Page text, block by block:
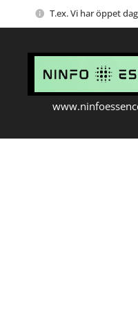
T.ex. Vi har öppet